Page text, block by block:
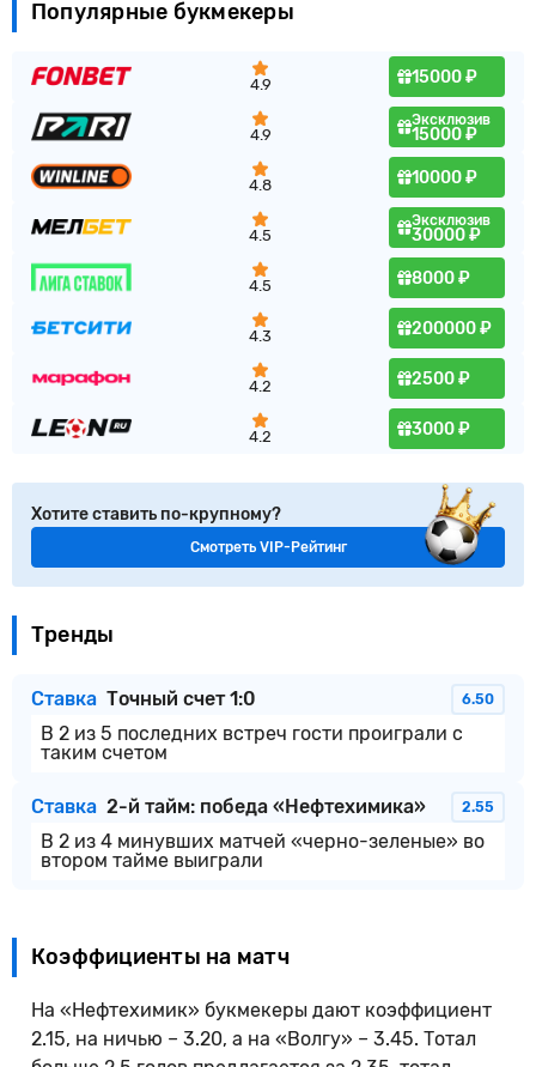
Популярные букмекеры
4.9 15000 ₽
4.9
Эксклюзив
15000 ₽
4.8 10000 ₽
4.5
Эксклюзив
30000 ₽
4.5 8000 ₽
4.3 200000 ₽
4.2 2500 ₽
4.2 3000 ₽
Хотите ставить по-крупному?
Смотреть VIP-Рейтинг
Тренды
Ставка Точный счет 1:0 6.50
В 2 из 5 последних встреч гости проиграли с
таким счетом
Ставка 2-й тайм: победа «Нефтехимика» 2.55
В 2 из 4 минувших матчей «черно-зеленые» во
втором тайме выиграли
Коэффициенты на матч
На «Нефтехимик» букмекеры дают коэффициент
2.15, на ничью – 3.20, а на «Волгу» – 3.45. Тотал